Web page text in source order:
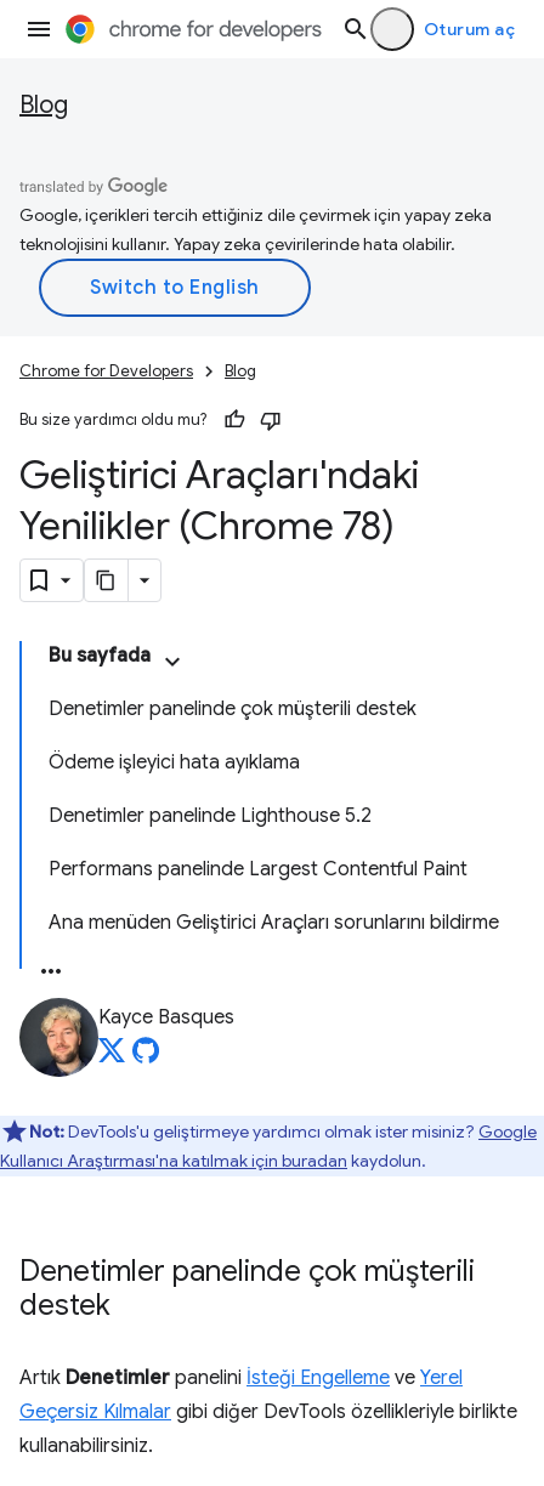
Oturum aç
Blog
Google, içerikleri tercih ettiğiniz dile çevirmek için yapay zeka
teknolojisini kullanır. Yapay zeka çevirilerinde hata olabilir.
Chrome for Developers Blog
Bu size yardımcı oldu mu?
Geliştirici Araçları'ndaki
Yenilikler (Chrome 78)
Bu sayfada
Denetimler panelinde çok müşterili destek
Ödeme işleyici hata ayıklama
Denetimler panelinde Lighthouse 5.2
Performans panelinde Largest Contentful Paint
Ana menüden Geliştirici Araçları sorunlarını bildirme
Kayce Basques
Not:DevTools'u geliştirmeye yardımcı olmak ister misiniz? Google
Kullanıcı Araştırması'na katılmak için buradan kaydolun.
Denetimler panelinde çok müşterili
destek
Artık Denetimler panelini İsteği Engelleme ve Yerel
Geçersiz Kılmalar gibi diğer DevTools özellikleriyle birlikte
kullanabilirsiniz.